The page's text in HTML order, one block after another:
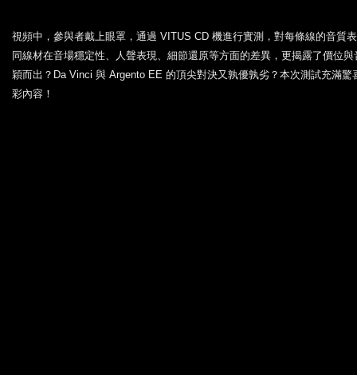
視頻中，參與者戴上眼罩，通過 VITUS CD 機進行實測，對每條線的音質
同線材在音場穩定性、人聲表現、細節還原等方面的差異，更揭露了價位
穎而出？Da Vinci 與 Argento EE 的頂尖對決又孰優孰劣？本次測試充滿
彩內容！